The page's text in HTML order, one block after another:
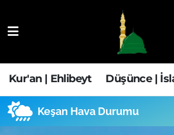
Kur'an | Ehlibeyt Düşünce |
Keşan Hava Durumu
Düşünce | İslamî Araştırmalar
Ehla-Der Haber
Hava Durumu
Trafik Durumu